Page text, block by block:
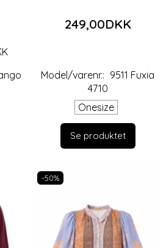
249,00DKK
Model/varenr.: 9511 Fuxia
4710
Onesize
Se produktet
-50%